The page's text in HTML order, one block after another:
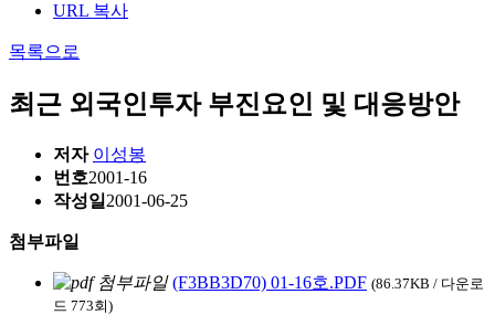
URL 복사
목록으로
최근 외국인투자 부진요인 및 대응방안
저자 이성봉
번호2001-16
작성일 2001-06-25
첨부파일
(F3BB3D70) 01-16호.PDF (86.37KB / 다운로
드 773회)